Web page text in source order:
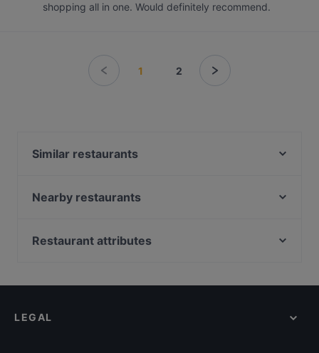
shopping all in one. Would definitely recommend.
1 2
Similar restaurants
Viikinkiravintola Harald - Helsinki
Aito Fresh Aikatalo
Seksico® City Bodega
Nearby restaurants
Cafe Bar No 9
Chicken Joint Lönkka
Restaurant attributes
Healthy Food in Helsinki
LEGAL